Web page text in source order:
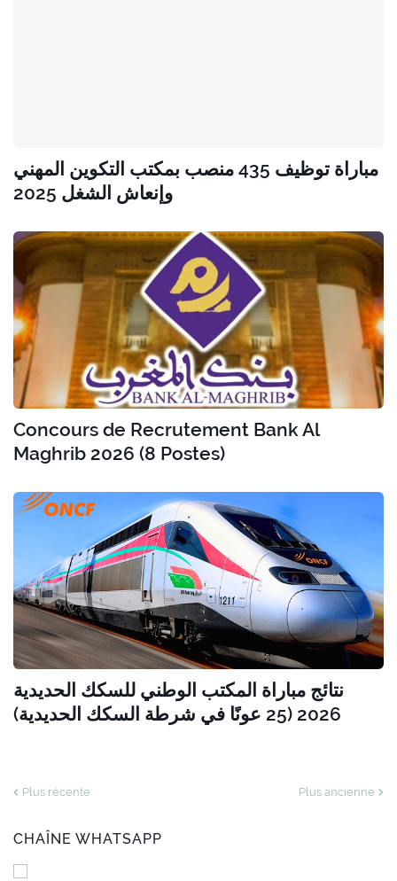
مباراة توظيف 435 منصب بمكتب التكوين المهني
وإنعاش الشغل 2025
Concours de Recrutement Bank Al
Maghrib 2026 (8 Postes)
نتائج مباراة المكتب الوطني للسكك الحديدية
2026 (25 عونًا في شرطة السكك الحديدية)
Plus récente Plus ancienne
CHAÎNE WHATSAPP